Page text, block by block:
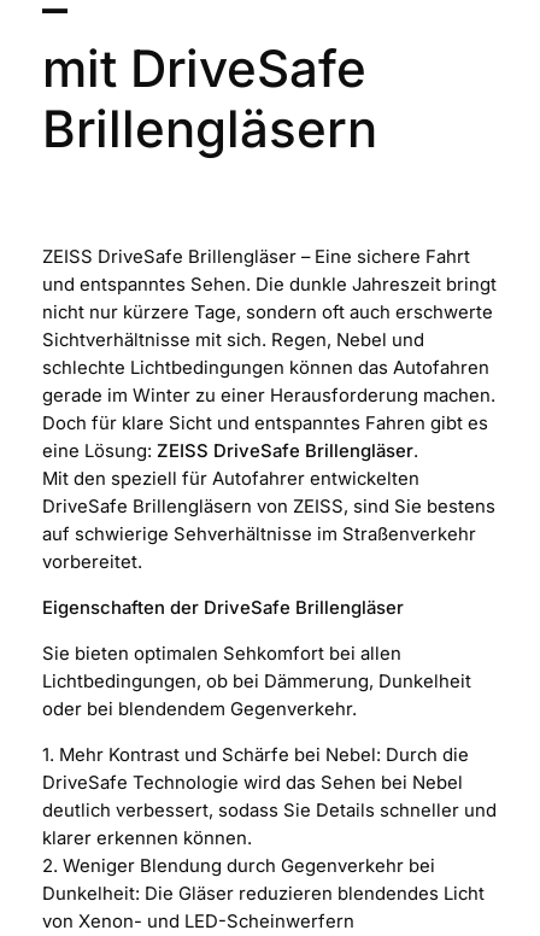
mit DriveSafe
Brillengläsern
ZEISS DriveSafe Brillengläser – Eine sichere Fahrt
und entspanntes Sehen. Die dunkle Jahreszeit bringt
nicht nur kürzere Tage, sondern oft auch erschwerte
Sichtverhältnisse mit sich. Regen, Nebel und
schlechte Lichtbedingungen können das Autofahren
gerade im Winter zu einer Herausforderung machen.
Doch für klare Sicht und entspanntes Fahren gibt es
eine Lösung: ZEISS DriveSafe Brillengläser.
Mit den speziell für Autofahrer entwickelten
DriveSafe Brillengläsern von ZEISS, sind Sie bestens
auf schwierige Sehverhältnisse im Straßenverkehr
vorbereitet.
Eigenschaften der DriveSafe Brillengläser
Sie bieten optimalen Sehkomfort bei allen
Lichtbedingungen, ob bei Dämmerung, Dunkelheit
oder bei blendendem Gegenverkehr.
1. Mehr Kontrast und Schärfe bei Nebel: Durch die
DriveSafe Technologie wird das Sehen bei Nebel
deutlich verbessert, sodass Sie Details schneller und
klarer erkennen können.
2. Weniger Blendung durch Gegenverkehr bei
Dunkelheit: Die Gläser reduzieren blendendes Licht
von Xenon- und LED-Scheinwerfern